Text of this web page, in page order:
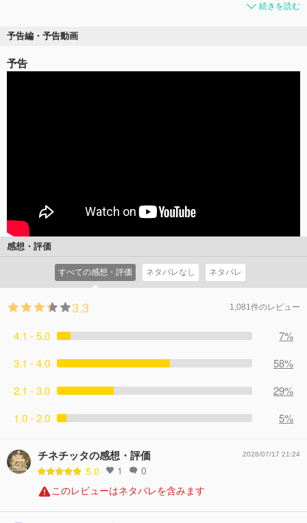
続きを読む
予告編・予告動画
予告
感想・評価
すべての感想・評価 ネタバレなし ネタバレ
3.3 1,081件のレビュー
4.1 - 5.0
7%
3.1 - 4.0
58%
2.1 - 3.0
29%
1.0 - 2.0
5%
チネチッタの感想・評価
5.0 1 0
2026/07/17 21:24
このレビューはネタバレを含みます